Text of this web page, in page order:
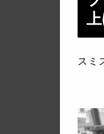
スミ